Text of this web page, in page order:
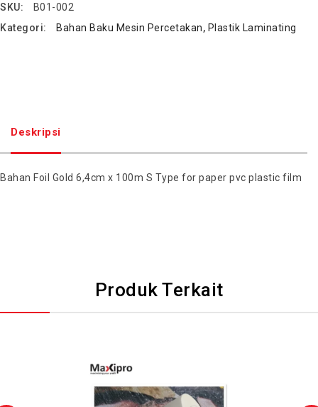
SKU:
B01-002
Kategori:
Bahan Baku Mesin Percetakan, Plastik Laminating
Deskripsi
Bahan Foil Gold 6,4cm x 100m S Type for paper pvc plastic film
Produk Terkait